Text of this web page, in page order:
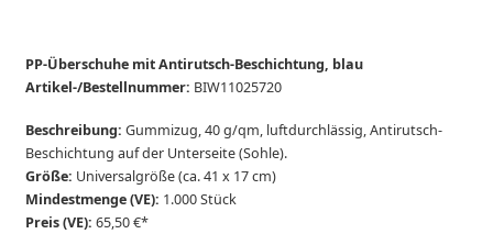
PP-Überschuhe mit Antirutsch-Beschichtung, blau
Artikel-/Bestellnummer: BIW11025720
Beschreibung: Gummizug, 40 g/qm, luftdurchlässig, Antirutsch-
Beschichtung auf der Unterseite (Sohle).
Größe: Universalgröße (ca. 41 x 17 cm)
Mindestmenge (VE): 1.000 Stück
Preis (VE): 65,50 €*